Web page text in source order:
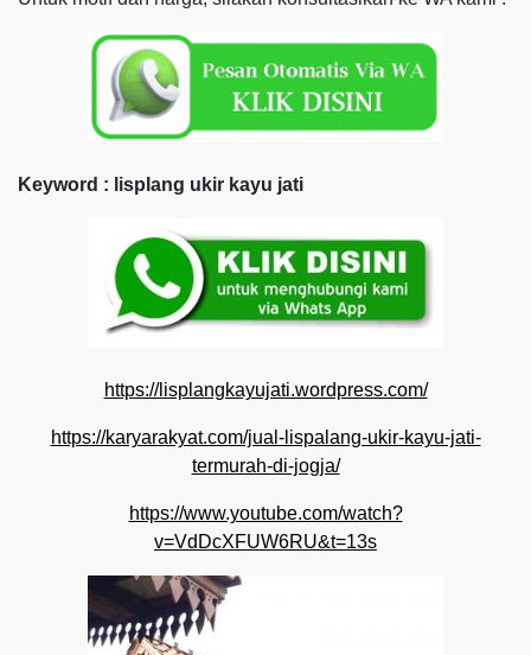
Keyword : lisplang ukir kayu jati
https://lisplangkayujati.wordpress.com/
https://karyarakyat.com/jual-lispalang-ukir-kayu-jati-
termurah-di-jogja/
https://www.youtube.com/watch?
v=VdDcXFUW6RU&t=13s